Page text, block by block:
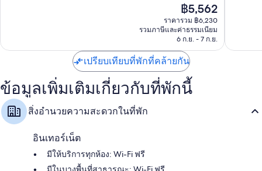
ราคา
ปัจจุบัน
คือ
฿5,562
฿5,562
ราคารวม ฿6,230
รวมภาษีและค่าธรรมเนียม
6 ก.ย. - 7 ก.ย.
เปรียบเทียบที่พักที่คล้ายกัน
ข้อมูลเพิ่มเติมเกี่ยวกับที่พักนี้
สิ่งอำนวยความสะดวกในที่พัก
อินเทอร์เน็ต
มีให้บริการทุกห้อง: Wi-Fi ฟรี